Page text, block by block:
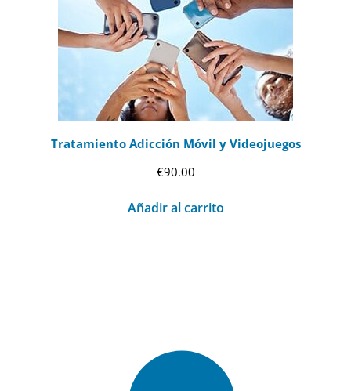
Tratamiento Adicción Móvil y Videojuegos
€90.00
Añadir al carrito